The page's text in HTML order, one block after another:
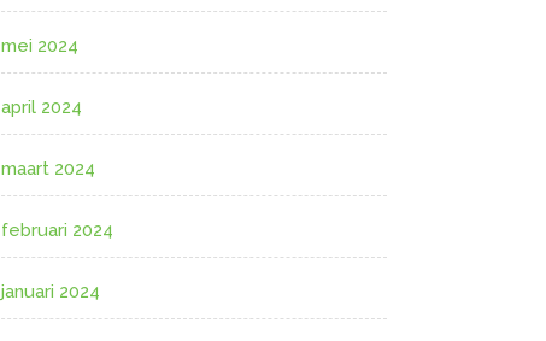
mei 2024
april 2024
maart 2024
februari 2024
januari 2024